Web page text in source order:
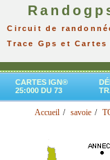
Circuit de
Trace Gps et Cartes
CARTES IGN®
25:000 DU 73
Accueil savoie